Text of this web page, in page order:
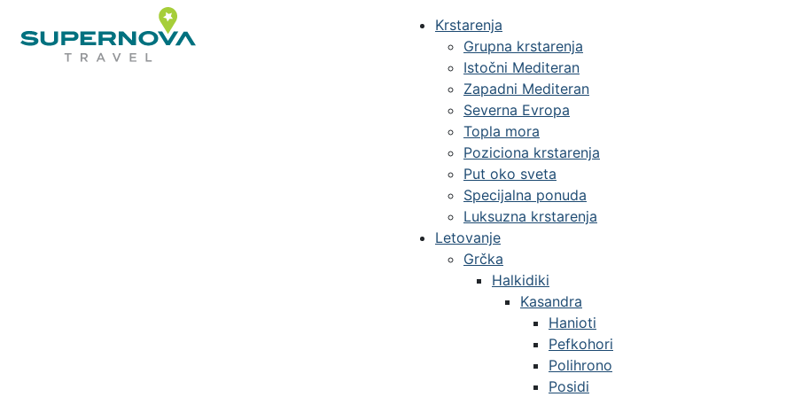
Krstarenja
Grupna krstarenja
Istočni Mediteran
Zapadni Mediteran
Severna Evropa
Topla mora
Poziciona krstarenja
Put oko sveta
Specijalna ponuda
Luksuzna krstarenja
Letovanje
Grčka
Halkidiki
Kasandra
Hanioti
Pefkohori
Polihrono
Posidi